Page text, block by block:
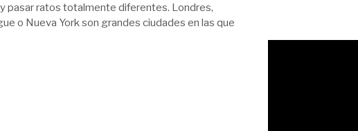
pasar ratos totalmente diferentes. Londres,
o Nueva York son grandes ciudades en las que